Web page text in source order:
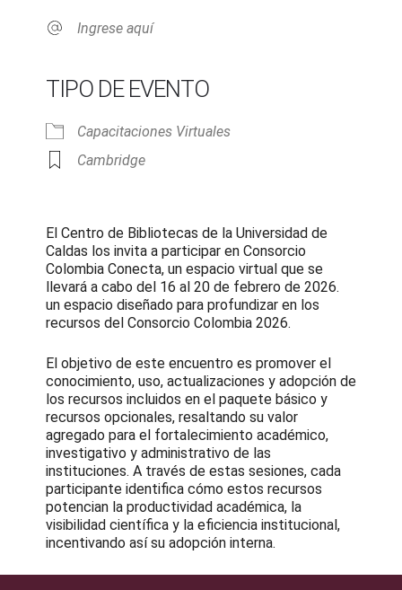
Ingrese aquí
TIPO DE EVENTO
Capacitaciones Virtuales
Cambridge
El Centro de Bibliotecas de la Universidad de
Caldas los invita a participar en Consorcio
Colombia Conecta, un espacio virtual que se
llevará a cabo del 16 al 20 de febrero de 2026.
un espacio diseñado para profundizar en los
recursos del Consorcio Colombia 2026.
El objetivo de este encuentro es promover el
conocimiento, uso, actualizaciones y adopción de
los recursos incluidos en el paquete básico y
recursos opcionales, resaltando su valor
agregado para el fortalecimiento académico,
investigativo y administrativo de las
instituciones. A través de estas sesiones, cada
participante identifica cómo estos recursos
potencian la productividad académica, la
visibilidad científica y la eficiencia institucional,
incentivando así su adopción interna.